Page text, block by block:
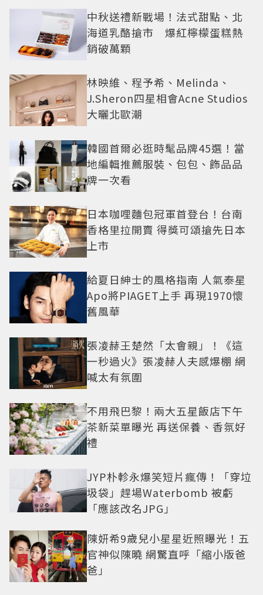
中秋送禮新戰場！法式甜點、北
海道乳酪搶市 爆紅檸檬蛋糕熱
銷破萬顆
林映維、程予希、Melinda、
J.Sheron四星相會Acne Studios
大曬北歐潮
韓國首爾必逛時髦品牌45選！當
地編輯推薦服裝、包包、飾品品
牌一次看
日本咖哩麵包冠軍首登台！台南
香格里拉開賣 得獎可頌搶先日本
上市
給夏日紳士的風格指南 人氣泰星
Apo將PIAGET上手 再現1970懷
舊風華
張凌赫王楚然「太會親」！《這
一秒過火》張凌赫人夫感爆棚 網
喊太有氛圍
不用飛巴黎！兩大五星飯店下午
茶新菜單曝光 再送保養、香氛好
禮
JYP朴軫永爆笑短片瘋傳！「穿垃
圾袋」趕場Waterbomb 被虧
「應該改名JPG」
陳妍希9歲兒小星星近照曝光！五
官神似陳曉 網驚直呼「縮小版爸
爸」